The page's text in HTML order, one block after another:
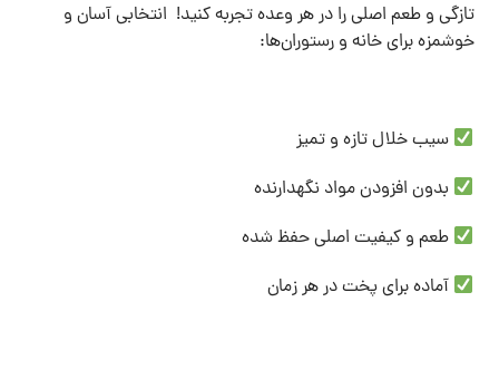
تازگی و طعم اصلی را در هر وعده تجربه کنید! انتخابی آسان و
خوشمزه برای خانه و رستوران‌ها:
سیب خلال تازه و تمیز
بدون افزودن مواد نگهدارنده
طعم و کیفیت اصلی حفظ شده
آماده برای پخت در هر زمان